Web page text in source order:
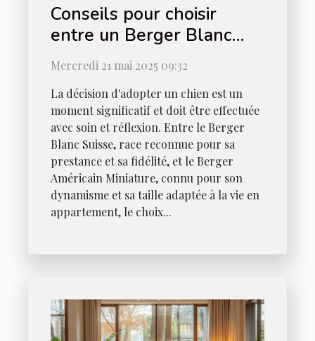
Conseils pour choisir
entre un Berger Blanc
Suisse et un Berger
Américain Miniature
Mercredi 21 mai 2025 09:32
La décision d'adopter un chien est un
moment significatif et doit être effectuée
avec soin et réflexion. Entre le Berger
Blanc Suisse, race reconnue pour sa
prestance et sa fidélité, et le Berger
Américain Miniature, connu pour son
dynamisme et sa taille adaptée à la vie en
appartement, le choix...